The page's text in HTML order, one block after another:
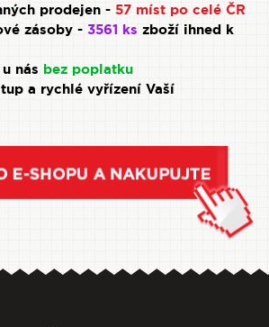
prodejen - 57 míst po celé ČR
zásoby - 3561 ks zboží ihned k
nás bez poplatku
a rychlé vyřízení Vaší